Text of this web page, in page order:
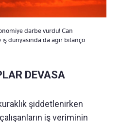
darbe vurdu! Can
iş dünyasında da ağır bilanço
DEVASA
şiddetlenirken
iş veriminin